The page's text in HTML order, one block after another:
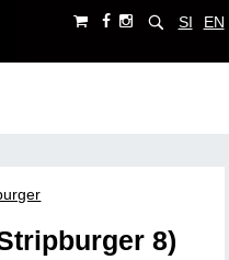
SI EN
8)